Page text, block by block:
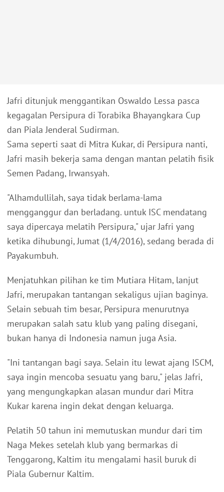
Jafri ditunjuk menggantikan Oswaldo Lessa pasca
kegagalan Persipura di Torabika Bhayangkara Cup
dan Piala Jenderal Sudirman.
Sama seperti saat di Mitra Kukar, di Persipura nanti,
Jafri masih bekerja sama dengan mantan pelatih fisik
Semen Padang, Irwansyah.
"Alhamdullilah, saya tidak berlama-lama
mengganggur dan berladang. untuk ISC mendatang
saya dipercaya melatih Persipura," ujar Jafri yang
ketika dihubungi, Jumat (1/4/2016), sedang berada di
Payakumbuh.
Menjatuhkan pilihan ke tim Mutiara Hitam, lanjut
Jafri, merupakan tantangan sekaligus ujian baginya.
Selain sebuah tim besar, Persipura menurutnya
merupakan salah satu klub yang paling disegani,
bukan hanya di Indonesia namun juga Asia.
"Ini tantangan bagi saya. Selain itu lewat ajang ISCM,
saya ingin mencoba sesuatu yang baru," jelas Jafri,
yang mengungkapkan alasan mundur dari Mitra
Kukar karena ingin dekat dengan keluarga.
Pelatih 50 tahun ini memutuskan mundur dari tim
Naga Mekes setelah klub yang bermarkas di
Tenggarong, Kaltim itu mengalami hasil buruk di
Piala Gubernur Kaltim.